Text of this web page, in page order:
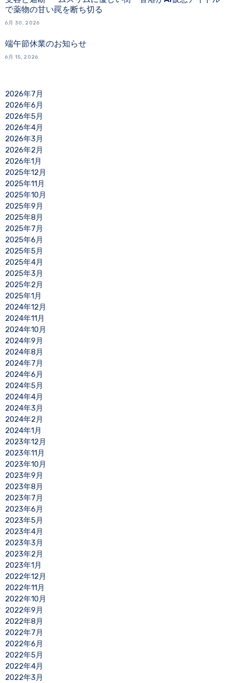
で薬物の甘い罠を断ち切る
6月 30, 2026
端午節休業のお知らせ
6月 15, 2026
2026年7月
2026年6月
2026年5月
2026年4月
2026年3月
2026年2月
2026年1月
2025年12月
2025年11月
2025年10月
2025年9月
2025年8月
2025年7月
2025年6月
2025年5月
2025年4月
2025年3月
2025年2月
2025年1月
2024年12月
2024年11月
2024年10月
2024年9月
2024年8月
2024年7月
2024年6月
2024年5月
2024年4月
2024年3月
2024年2月
2024年1月
2023年12月
2023年11月
2023年10月
2023年9月
2023年8月
2023年7月
2023年6月
2023年5月
2023年4月
2023年3月
2023年2月
2023年1月
2022年12月
2022年11月
2022年10月
2022年9月
2022年8月
2022年7月
2022年6月
2022年5月
2022年4月
2022年3月